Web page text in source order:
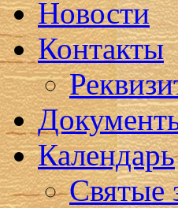
Новости
Контакты
Календарь
Святые